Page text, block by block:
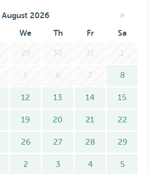
te logeren om op een hond te
oppas zoeken voor uw
August 2026 »
We Th Fr Sa
29 30 31 1
5 6 7 8
12 13 14 15
19 20 21 22
26 27 28 29
2 3 4 5